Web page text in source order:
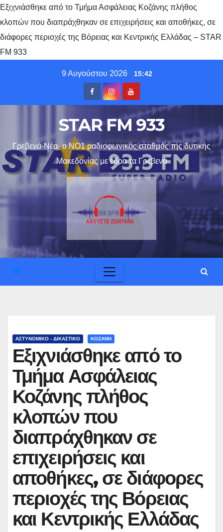
Εξιχνιάσθηκε από το Τμήμα Ασφάλειας Κοζάνης πλήθος
κλοπών που διαπράχθηκαν σε επιχειρήσεις και αποθήκες, σε
διάφορες περιοχές της Βόρειας και Κεντρικής Ελλάδας – STAR
FM 933
9 Αυγούστου 2026 15:42
STAR FM 933
Γρεβενά-Νέα- ο ΝΟ1 ραδιοφωνικός σταθμός της δυτικής
Μακεδονίας με έδρα τα Γρεβενα
ΑΣΤΥΝΟΜΙΚΟ - ΔΙΚΑΣΤΙΚΟ ΚΟΖΑΝΗ
Εξιχνιάσθηκε από το
Τμήμα Ασφάλειας
Κοζάνης πλήθος
κλοπών που
διαπράχθηκαν σε
επιχειρήσεις και
αποθήκες, σε διάφορες
περιοχές της Βόρειας
και Κεντρικής Ελλάδας